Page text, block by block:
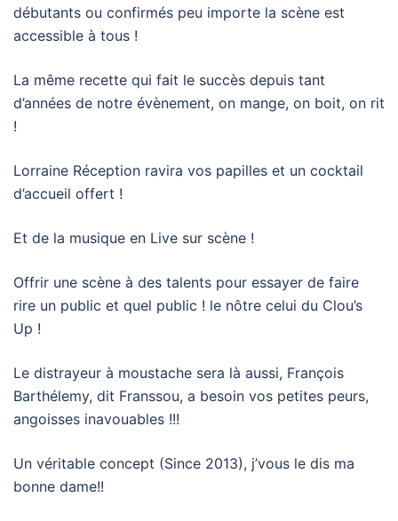
débutants ou confirmés peu importe la scène est
accessible à tous !
La même recette qui fait le succès depuis tant
d’années de notre évènement, on mange, on boit, on rit
!
Lorraine Réception ravira vos papilles et un cocktail
d’accueil offert !
Et de la musique en Live sur scène !
Offrir une scène à des talents pour essayer de faire
rire un public et quel public ! le nôtre celui du Clou’s
Up !
Le distrayeur à moustache sera là aussi, François
Barthélemy, dit Franssou, a besoin vos petites peurs,
angoisses inavouables !!!
Un véritable concept (Since 2013), j’vous le dis ma
bonne dame!!